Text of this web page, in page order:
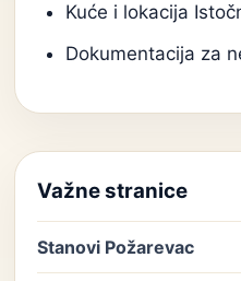
Kuće i lokacija
Dokumentacija za
Važne stranice
Stanovi Požarevac